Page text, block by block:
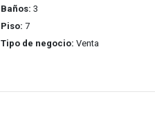
Baños: 3
Piso: 7
Tipo de negocio: Venta